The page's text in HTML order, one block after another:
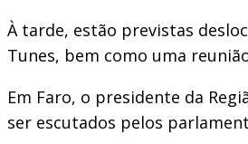
À tarde, estão previstas
Tunes, bem como uma
Em Faro, o presidente da
ser escutados pelos